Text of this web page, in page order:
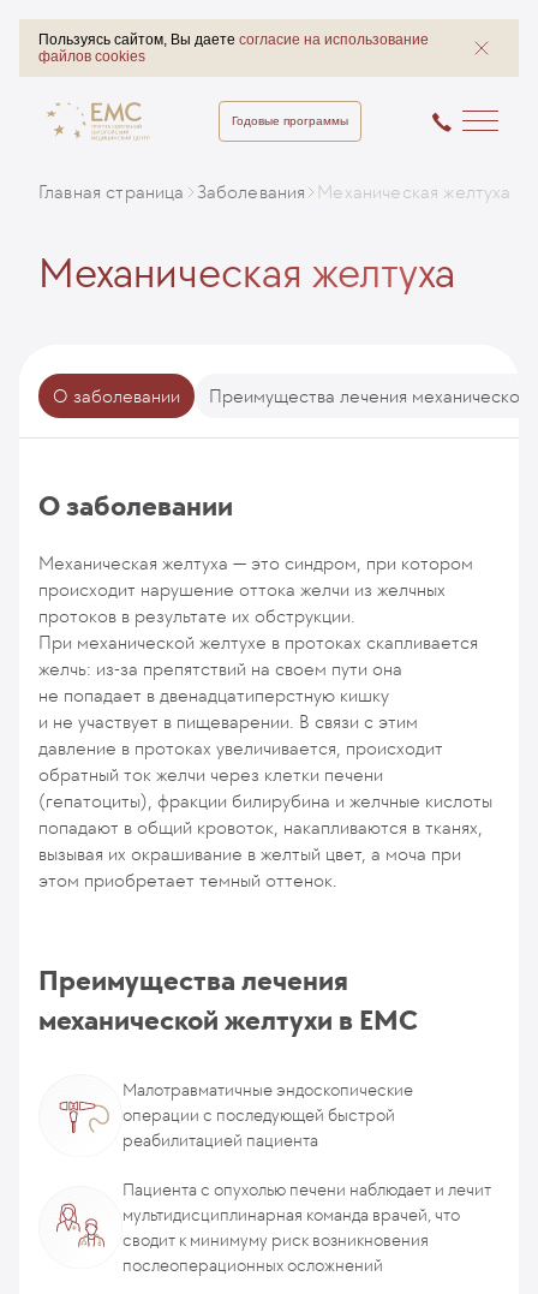
Пользуясь сайтом, Вы даете согласие на использование
файлов cookies
Годовые программы
Главная страница Заболевания Механическая желтуха
Механическая желтуха
О заболевании Преимущества лечения механической
О заболевании
Механическая желтуха — это синдром, при котором
происходит нарушение оттока желчи из желчных
протоков в результате их обструкции.
При механической желтухе в протоках скапливается
желчь: из-за препятствий на своем пути она
не попадает в двенадцатиперстную кишку
и не участвует в пищеварении. В связи с этим
давление в протоках увеличивается, происходит
обратный ток желчи через клетки печени
(гепатоциты), фракции билирубина и желчные кислоты
попадают в общий кровоток, накапливаются в тканях,
вызывая их окрашивание в желтый цвет, а моча при
этом приобретает темный оттенок.
Преимущества лечения
механической желтухи в ЕМС
Малотравматичные эндоскопические
операции с последующей быстрой
реабилитацией пациента
Пациента с опухолью печени наблюдает и лечит
мультидисциплинарная команда врачей, что
сводит к минимуму риск возникновения
послеоперационных осложнений